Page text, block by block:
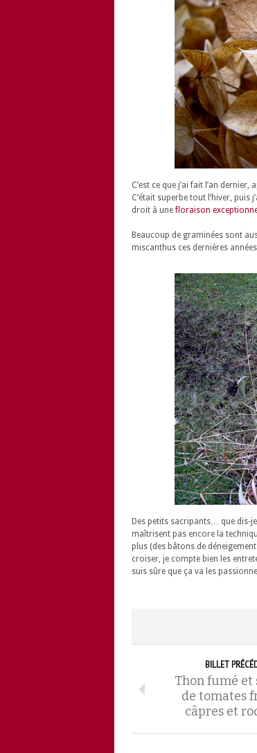
C’est ce que j’ai fait l’an
C’était superbe tout l’hiver, puis
droit à unefloraison
Beaucoup de graminées sont
miscanthus ces dernières
Des petits sacripants… que dis-
maîtrisent pas encore la
plus (des bâtons de
croiser, je compte bien les
suis sûre que ça va les
BILLET
Thon fumé et
de tomates
câpres et